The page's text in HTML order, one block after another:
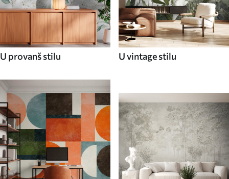
U provanš stilu U vintage stilu